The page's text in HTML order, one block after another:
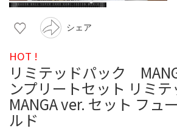
シェア
HOT !
リミテッドパック
ンプリートセット リミ
MANGA ver. セット フュ
ルド